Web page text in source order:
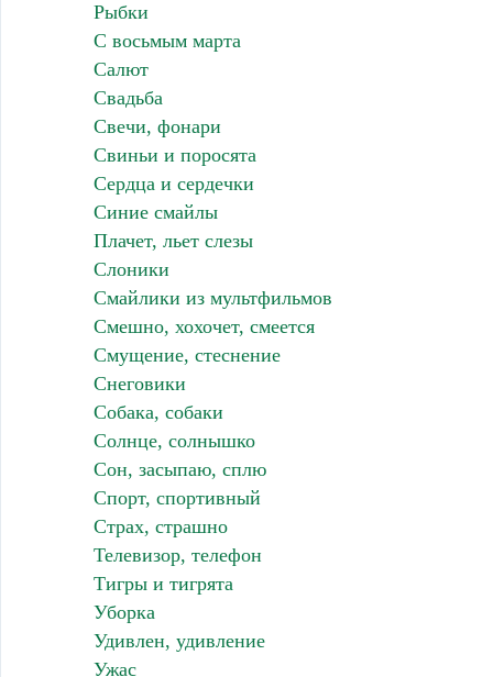
Рыбки
С восьмым марта
Салют
Свадьба
Свечи, фонари
Свиньи и поросята
Сердца и сердечки
Синие смайлы
Плачет, льет слезы
Слоники
Смайлики из мультфильмов
Смешно, хохочет, смеется
Смущение, стеснение
Снеговики
Собака, собаки
Солнце, солнышко
Сон, засыпаю, сплю
Спорт, спортивный
Страх, страшно
Телевизор, телефон
Тигры и тигрята
Уборка
Удивлен, удивление
Ужас